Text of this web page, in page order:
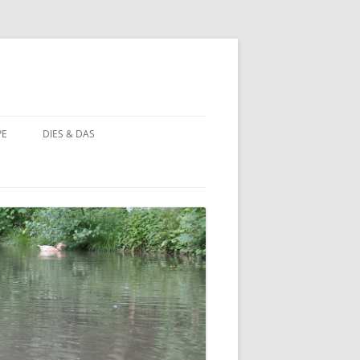
DIES & DAS
NATUR ERLEBEN
UNWETTER IN HOHEHAUS